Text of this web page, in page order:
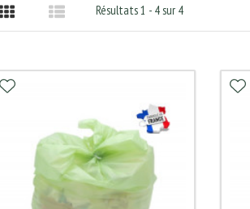
Résultats 1 - 4 sur 4